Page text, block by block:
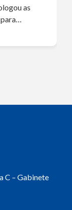
as
para…
C – Gabinete